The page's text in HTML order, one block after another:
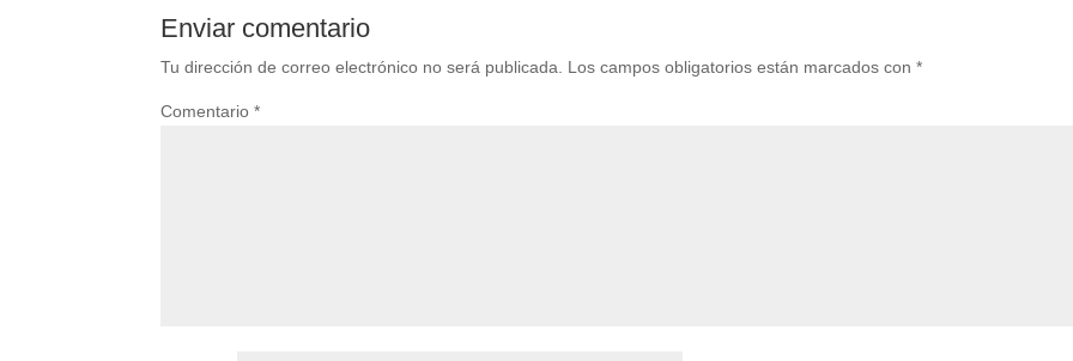
Enviar comentario
Tu dirección de correo electrónico no será publicada. Los campos obligatorios están marcados con*
Comentario*